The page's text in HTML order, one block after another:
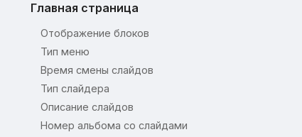
Главная страница
Отображение блоков
Тип меню
Время смены слайдов
Тип слайдера
Описание слайдов
Номер альбома со слайдами